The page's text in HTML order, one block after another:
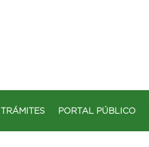
TRÁMITES PORTAL PÚBLICO